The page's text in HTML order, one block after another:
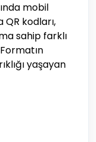
mobil
kodları,
sahip farklı
yaşayan